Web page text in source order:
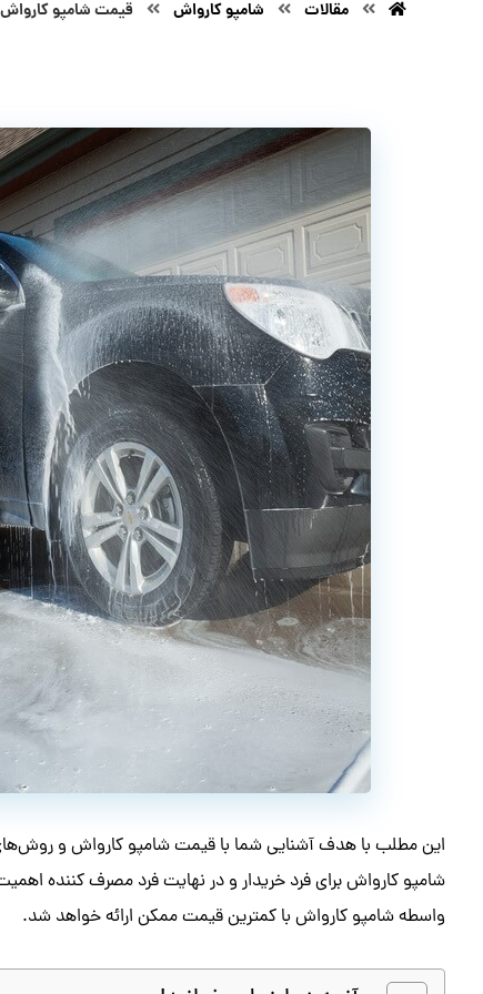
مقالات شامپو کارواش قیمت شامپو
این مطلب با هدف آشنایی شما با قیمت شامپو کارواش و
شامپو کارواش برای فرد خریدار و در نهایت فرد مصرف کننده
واسطه شامپو کارواش با کمترین قیمت ممکن ارائه خواهد شد.